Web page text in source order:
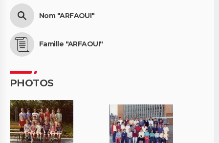
Nom "ARFAOUI"
Famille "ARFAOUI"
PHOTOS